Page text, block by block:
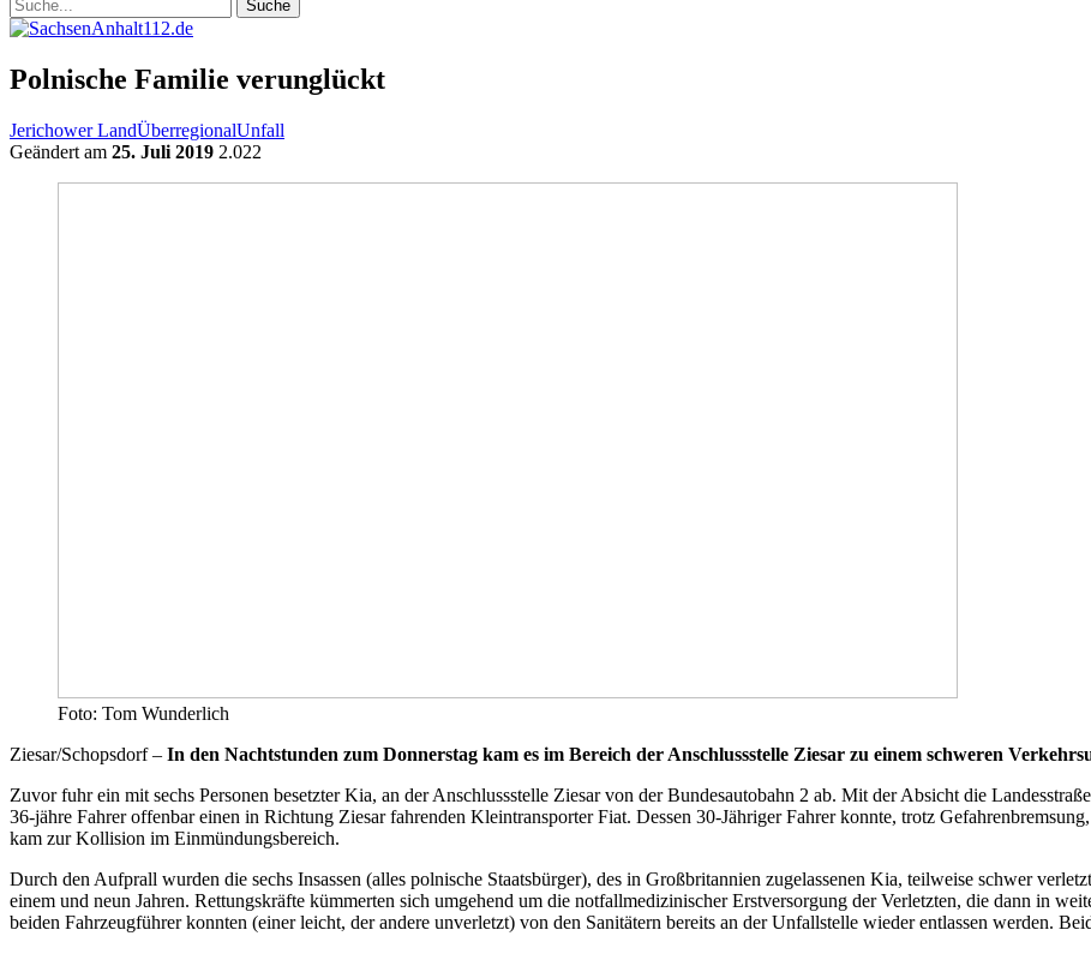
Polnische Familie verunglückt
Jerichower LandÜberregionalUnfall
Geändert am 25. Juli 2019 2.022
Foto: Tom Wunderlich
Ziesar/Schopsdorf – In den Nachtstunden zum Donnerstag kam es im Bereich der Anschlussstelle Ziesar zu einem schweren
Zuvor fuhr ein mit sechs Personen besetzter Kia, an der Anschlussstelle Ziesar von der Bundesautobahn 2 ab. Mit der Absicht die
36-jähre Fahrer offenbar einen in Richtung Ziesar fahrenden Kleintransporter Fiat. Dessen 30-Jähriger Fahrer konnte, trotz
kam zur Kollision im Einmündungsbereich.
Durch den Aufprall wurden die sechs Insassen (alles polnische Staatsbürger), des in Großbritannien zugelassenen Kia, teilweise schwer
einem und neun Jahren. Rettungskräfte kümmerten sich umgehend um die notfallmedizinischer Erstversorgung der Verletzten, die dann in
beiden Fahrzeugführer konnten (einer leicht, der andere unverletzt) von den Sanitätern bereits an der Unfallstelle wieder entlassen werden.